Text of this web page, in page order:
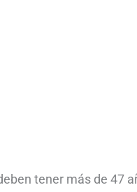
tener más de 47